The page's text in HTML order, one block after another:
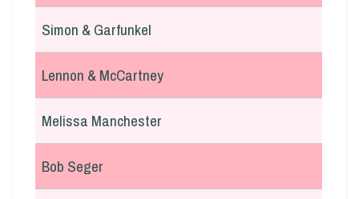
Simon & Garfunkel
Lennon & McCartney
Melissa Manchester
Bob Seger